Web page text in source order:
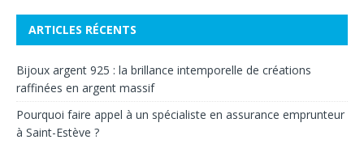
ARTICLES RÉCENTS
Bijoux argent 925 : la brillance intemporelle de créations
raffinées en argent massif
Pourquoi faire appel à un spécialiste en assurance emprunteur
à Saint-Estève ?